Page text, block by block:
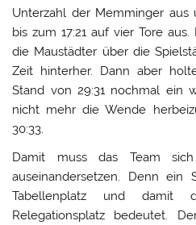
Unterzahl der Memminger aus
bis zum 17:21 auf vier Tore
die Maustädter über die
Zeit hinterher. Dann aber
Stand von 29:31 nochmal ein
nicht mehr die Wende
30:33.
Damit muss das Team
auseinandersetzen. Denn ein
Tabellenplatz und damit
Relegationsplatz bedeutet.